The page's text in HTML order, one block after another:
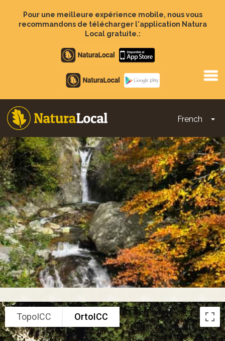
contenu
Pour une meilleure expérience mobile, nous vous
recommandons de télécharger l'application Natura
Local gratuite.:
Apple
store
Google
Play
French
Main
navigation
TopoICC OrtoICC